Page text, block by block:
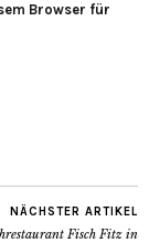
Browser für
NÄCHSTER ARTIKEL
Fisch Fitz in